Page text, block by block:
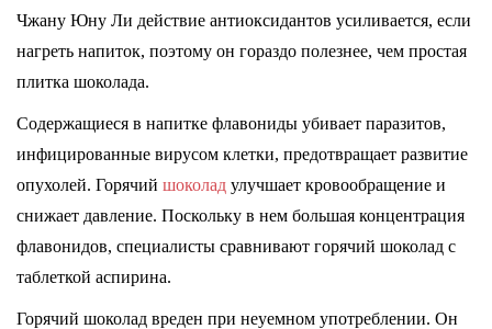
Чжану Юну Ли действие антиоксидантов усиливается, если
нагреть напиток, поэтому он гораздо полезнее, чем простая
плитка шоколада.
Содержащиеся в напитке флавониды убивает паразитов,
инфицированные вирусом клетки, предотвращает развитие
опухолей. Горячий шоколад улучшает кровообращение и
снижает давление. Поскольку в нем большая концентрация
флавонидов, специалисты сравнивают горячий шоколад с
таблеткой аспирина.
Горячий шоколад вреден при неуемном употреблении. Он